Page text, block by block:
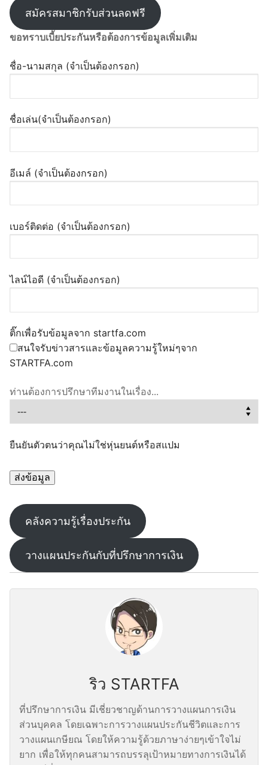
สมัครสมาชิกรับส่วนลดฟรี
ขอทราบเบี้ยประกันหรือต้องการข้อมูลเพิ่มเติม
ชื่อ-นามสกุล (จำเป็นต้องกรอก)
ชื่อเล่น(จำเป็นต้องกรอก)
อีเมล์ (จำเป็นต้องกรอก)
เบอร์ติดต่อ (จำเป็นต้องกรอก)
ไลน์ไอดี (จำเป็นต้องกรอก)
ติ๊กเพื่อรับข้อมูลจาก startfa.com
สนใจรับข่าวสารและข้อมูลความรู้ใหม่ๆจาก
STARTFA.com
ท่านต้องการปรึกษาทีมงานในเรื่อง...
ยืนยันตัวตนว่าคุณไม่ใช่หุ่นยนต์หรือสแปม
คลังความรู้เรื่องประกัน
วางแผนประกันกับที่ปรึกษาการเงิน
ริว STARTFA
ที่ปรึกษาการเงิน มีเชี่ยวชาญด้านการวางแผนการเงิน
ส่วนบุคคล โดยเฉพาะการวางแผนประกันชีวิตและการ
วางแผนเกษียณ โดยให้ความรู้ด้วยภาษาง่ายๆเข้าใจไม่
ยาก เพื่อให้ทุกคนสามารถบรรลุเป้าหมายทางการเงินได้